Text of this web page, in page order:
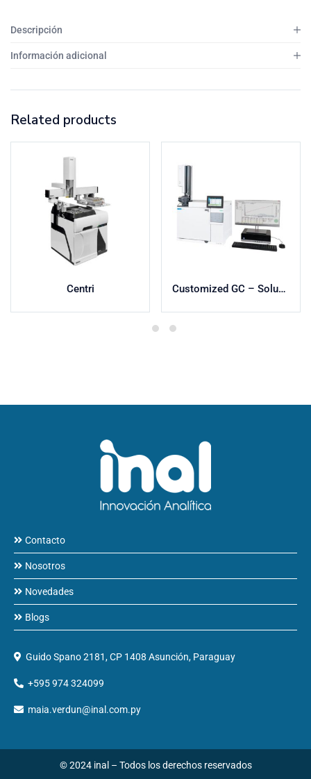
Descripción
Información adicional
Related products
Centri Customized GC – Soluciones a Medida
Contacto
Nosotros
Novedades
Blogs
Guido Spano 2181, CP 1408 Asunción, Paraguay
+595 974 324099
maia.verdun@inal.com.py
© 2024 inal – Todos los derechos reservados